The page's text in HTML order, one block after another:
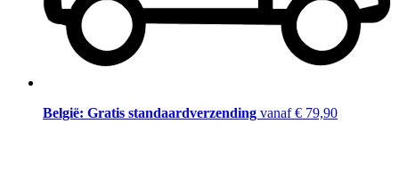
België: Gratis standaardverzending vanaf € 79,90